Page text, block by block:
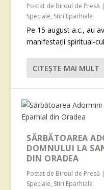
Postat de Biroul de Presă |
Speciale, Stiri Eparhiale
Pe 15 august a.c., au
manifestații spiritual-
CITEŞTE MAI MULT
SĂRBĂTOAREA
DOMNULUI LA
DIN ORADEA
Postat de Biroul de Presă |
Speciale, Stiri Eparhiale